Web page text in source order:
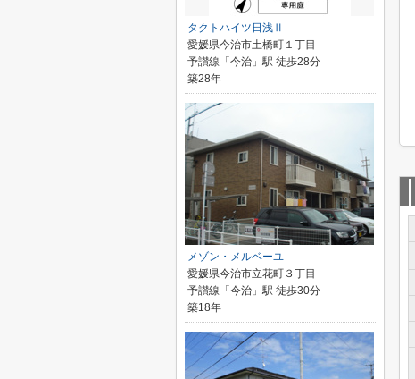
タクトハイツ日浅Ⅱ
愛媛県今治市土橋町１丁目
予讃線「今治」駅 徒歩28分
築28年
メゾン・メルベーユ
愛媛県今治市立花町３丁目
予讃線「今治」駅 徒歩30分
築18年